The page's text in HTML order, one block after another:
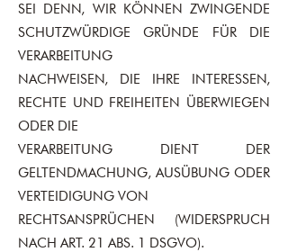
SEI DENN, WIR KÖNNEN ZWINGENDE
SCHUTZWÜRDIGE GRÜNDE FÜR DIE
VERARBEITUNG
NACHWEISEN, DIE IHRE INTERESSEN,
RECHTE UND FREIHEITEN ÜBERWIEGEN
ODER DIE
VERARBEITUNG DIENT DER
GELTENDMACHUNG, AUSÜBUNG ODER
VERTEIDIGUNG VON
RECHTSANSPRÜCHEN (WIDERSPRUCH
NACH ART. 21 ABS. 1 DSGVO).